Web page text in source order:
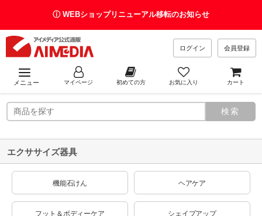
ⓘ WEBショップリニューアル移転のお知らせ
会員登録
ログイン
メニュー マイページ 初めての方 お気に入り カート
エクササイズ器具
機能石けん ヘアケア
フット＆ボディーケア シェイプアップ